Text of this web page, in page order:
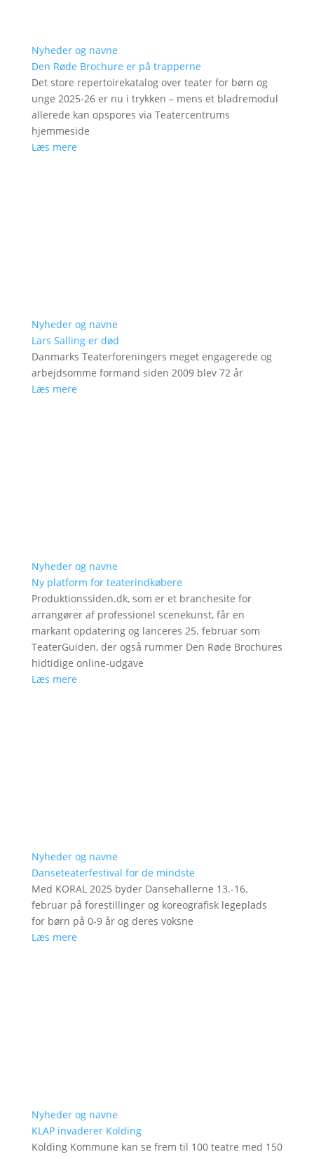
Nyheder og navne
Den Røde Brochure er på trapperne
Det store repertoirekatalog over teater for børn og
unge 2025-26 er nu i trykken – mens et bladremodul
allerede kan opspores via Teatercentrums
hjemmeside
Læs mere
Nyheder og navne
Lars Salling er død
Danmarks Teaterforeningers meget engagerede og
arbejdsomme formand siden 2009 blev 72 år
Læs mere
Nyheder og navne
Ny platform for teaterindkøbere
Produktionssiden.dk, som er et branchesite for
arrangører af professionel scenekunst, får en
markant opdatering og lanceres 25. februar som
TeaterGuiden, der også rummer Den Røde Brochures
hidtidige online-udgave
Læs mere
Nyheder og navne
Danseteaterfestival for de mindste
Med KORAL 2025 byder Dansehallerne 13.-16.
februar på forestillinger og koreografisk legeplads
for børn på 0-9 år og deres voksne
Læs mere
Nyheder og navne
KLAP invaderer Kolding
Kolding Kommune kan se frem til 100 teatre med 150